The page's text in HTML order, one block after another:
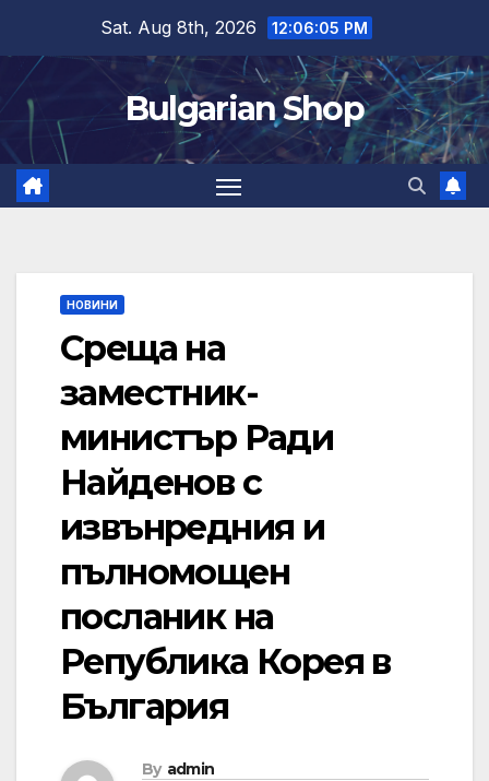
content
Sat. Aug 8th, 2026 12:06:06 PM
Bulgarian Shop
НОВИНИ
Среща на
заместник-
министър Ради
Найденов с
извънредния и
пълномощен
посланик на
Република Корея в
България
By admin